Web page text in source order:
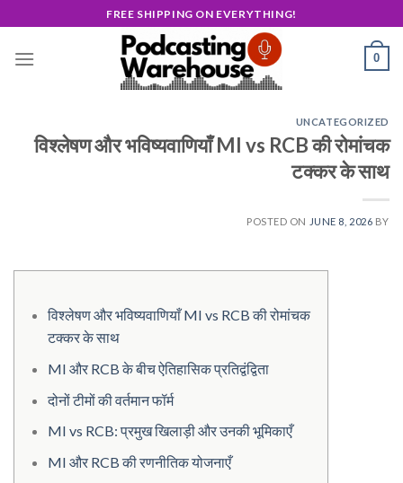
to
content
FREE SHIPPING ON EVERYTHING!
0
UNCATEGORIZED
विश्लेषण और भविष्यवाणियाँ MI vs RCB की रोमांचक
टक्कर के साथ
POSTED ON JUNE 8, 2026 BY
विश्लेषण और भविष्यवाणियाँ MI vs RCB की रोमांचक
टक्कर के साथ
MI और RCB के बीच ऐतिहासिक प्रतिद्वंद्विता
दोनों टीमों की वर्तमान फॉर्म
MI vs RCB: प्रमुख खिलाड़ी और उनकी भूमिकाएँ
MI और RCB की रणनीतिक योजनाएँ